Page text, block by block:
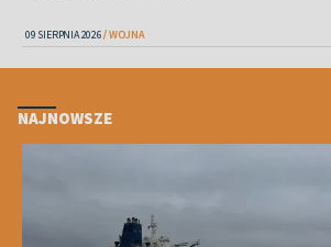
09 SIERPNIA 2026 WOJNA
NAJNOWSZE